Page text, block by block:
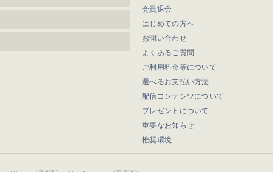
会員退会
はじめての方へ
お問い合わせ
よくあるご質問
ご利用料金等について
選べるお支払い方法
配信コンテンツについて
プレゼントについて
重要なお知らせ
推奨環境